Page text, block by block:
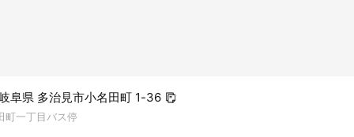
阜県 多治見市小名田町 1-36
町一丁目バス停